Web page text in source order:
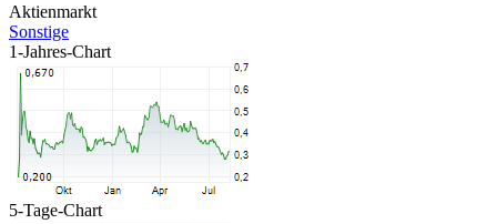
Aktienmarkt
Sonstige
1-Jahres-Chart
5-Tage-Chart